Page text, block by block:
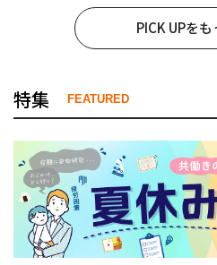
PICK UPを
特集 FEATURED